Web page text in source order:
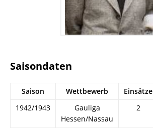
Saisondaten
Saison Wettbewerb Einsätze
1942/1943
Gauliga
Hessen/Nassau
2